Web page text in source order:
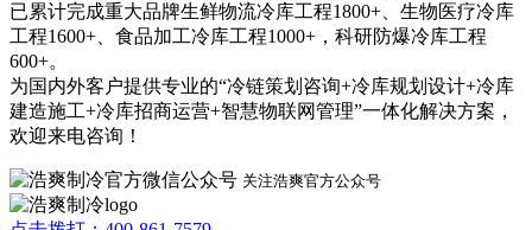
已累计完成重大品牌生鲜物流冷库工程1800+、生物医疗冷库
工程1600+、食品加工冷库工程1000+，科研防爆冷库工程
600+。
为国内外客户提供专业的“冷链策划咨询+冷库规划设计+冷库
建造施工+冷库招商运营+智慧物联网管理”一体化解决方案，
欢迎来电咨询！
关注浩爽官方公众号